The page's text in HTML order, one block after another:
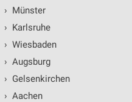
› Münster
› Karlsruhe
› Wiesbaden
› Augsburg
› Gelsenkirchen
› Aachen